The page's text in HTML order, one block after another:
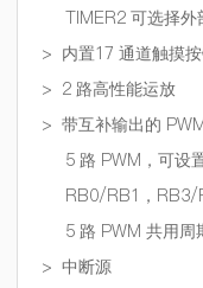
TIMER2 可选择
> 内置17 通道触摸
> 2 路高性能运放
> 带互补输出的
5 路 PWM，可设
RB0/RB1，RB3/
5 路 PWM 共用周
> 中断源